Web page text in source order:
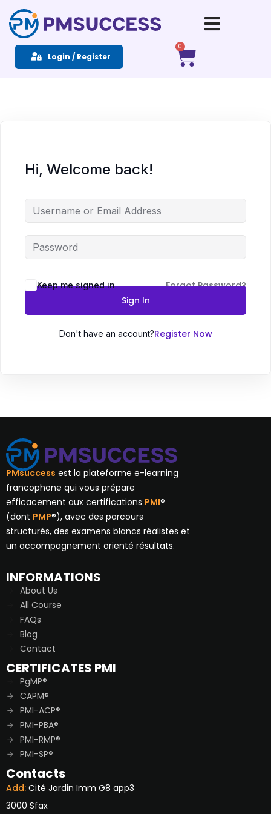
Login / Register
0
Hi, Welcome back!
Keep me signed in
Forgot Password?
Sign In
Don't have an account?Register Now
PMsuccess est la plateforme e-learning
francophone qui vous prépare
efficacement aux certifications PMI®
(dont PMP®), avec des parcours
structurés, des examens blancs réalistes et
un accompagnement orienté résultats.
INFORMATIONS
About Us
All Course
FAQs
Blog
Contact
CERTIFICATES PMI
PgMP®
CAPM®
PMI-ACP®
PMI-PBA®
PMI-RMP®
PMI-SP®
Contacts
Add: Cité Jardin Imm G8 app3
3000 Sfax
Sign in Sign up
Sign in
Remember me Lost your password?